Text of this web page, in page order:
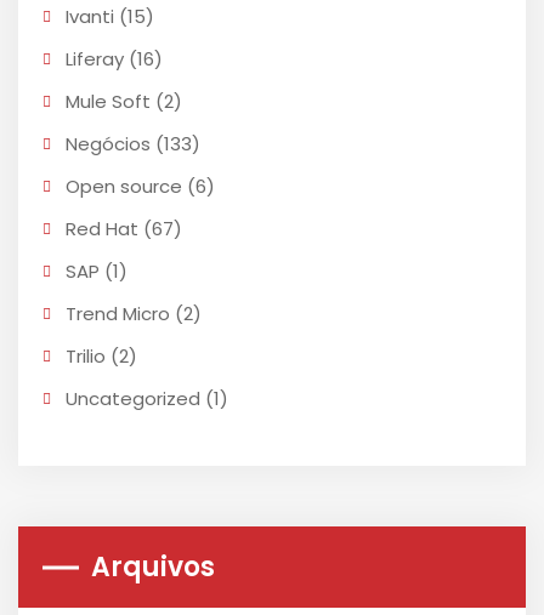
Ivanti (15)
Liferay (16)
Mule Soft (2)
Negócios (133)
Open source (6)
Red Hat (67)
SAP (1)
Trend Micro (2)
Trilio (2)
Uncategorized (1)
Arquivos